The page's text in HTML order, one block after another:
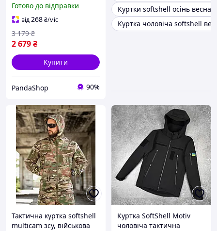
вітровка софтшелл
демісезонна
Готово до відправки
від268₴/міс
2 679₴
3 179 ₴
Купити
PandaShop 90%
Куртки softshell осінь весна
Куртка чоловіча softshell
Тактична куртка softshell
multicam зсу, військова
Куртка SoftShell Motiv
чоловіча тактична